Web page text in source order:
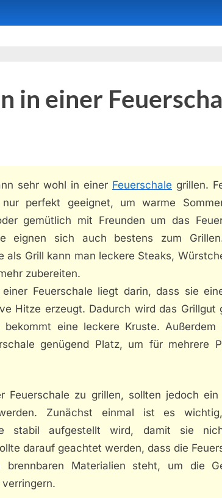
in einer
sehr wohl in einer Feuerschale grillen.
perfekt geeignet, um warme
gemütlich mit Freunden um das
eignen sich auch bestens zum
als Grill kann man leckere Steaks,
zubereiten.
einer Feuerschale liegt darin, dass sie
Hitze erzeugt. Dadurch wird das Grillgut
bekommt eine leckere Kruste.
genügend Platz, um für mehrere
Feuerschale zu grillen, sollten jedoch ein
Zunächst einmal ist es
stabil aufgestellt wird, damit sie
darauf geachtet werden, dass die
Materialien steht, um die